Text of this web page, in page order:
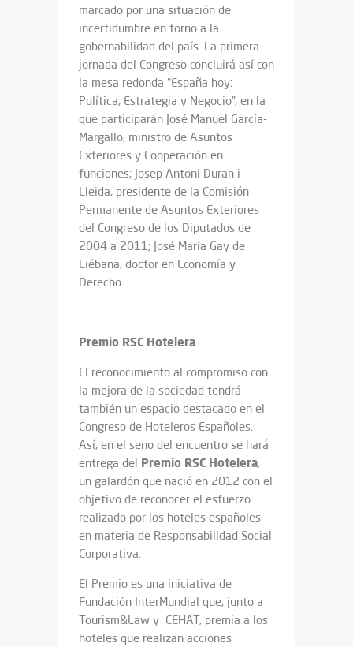
marcado por una situación de
incertidumbre en torno a la
gobernabilidad del país. La primera
jornada del Congreso concluirá así con
la mesa redonda “España hoy:
Política, Estrategia y Negocio”, en la
que participarán José Manuel García-
Margallo, ministro de Asuntos
Exteriores y Cooperación en
funciones; Josep Antoni Duran i
Lleida, presidente de la Comisión
Permanente de Asuntos Exteriores
del Congreso de los Diputados de
2004 a 2011; José María Gay de
Liébana, doctor en Economía y
Derecho.
Premio RSC Hotelera
El reconocimiento al compromiso con
la mejora de la sociedad tendrá
también un espacio destacado en el
Congreso de Hoteleros Españoles.
Así, en el seno del encuentro se hará
entrega del Premio RSC Hotelera,
un galardón que nació en 2012 con el
objetivo de reconocer el esfuerzo
realizado por los hoteles españoles
en materia de Responsabilidad Social
Corporativa.
El Premio es una iniciativa de
Fundación InterMundial que, junto a
Tourism&Law y CEHAT, premia a los
hoteles que realizan acciones